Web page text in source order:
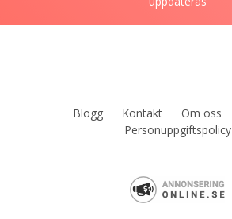
Blogg Kontakt Om oss
Personuppgiftspolicy